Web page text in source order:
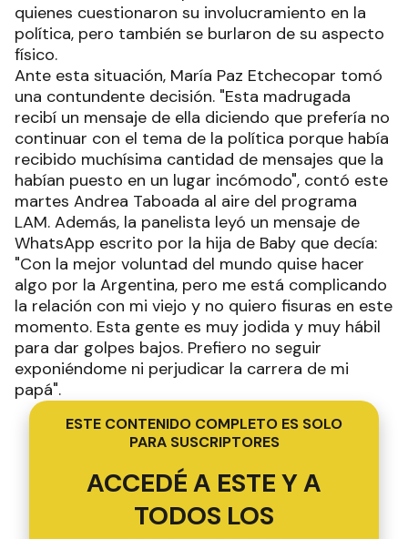
quienes cuestionaron su involucramiento en la
política, pero también se burlaron de su aspecto
físico.
Ante esta situación, María Paz Etchecopar tomó
una contundente decisión. "Esta madrugada
recibí un mensaje de ella diciendo que prefería no
continuar con el tema de la política porque había
recibido muchísima cantidad de mensajes que la
habían puesto en un lugar incómodo", contó este
martes Andrea Taboada al aire del programa
LAM. Además, la panelista leyó un mensaje de
WhatsApp escrito por la hija de Baby que decía:
"Con la mejor voluntad del mundo quise hacer
algo por la Argentina, pero me está complicando
la relación con mi viejo y no quiero fisuras en este
momento. Esta gente es muy jodida y muy hábil
para dar golpes bajos. Prefiero no seguir
exponiéndome ni perjudicar la carrera de mi
papá".
ESTE CONTENIDO COMPLETO ES SOLO
PARA SUSCRIPTORES
ACCEDÉ A ESTE Y A
TODOS LOS